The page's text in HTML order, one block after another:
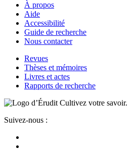
À propos
Aide
Accessibilité
Guide de recherche
Nous contacter
Revues
Thèses et mémoires
Livres et actes
Rapports de recherche
Cultivez votre savoir.
Suivez-nous :